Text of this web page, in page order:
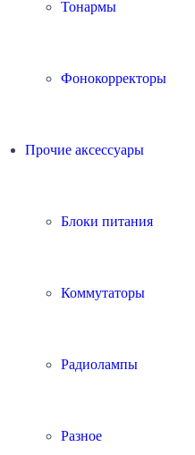
Тонармы
Фонокорректоры
Прочие аксессуары
Блоки питания
Коммутаторы
Радиолампы
Разное
Cap